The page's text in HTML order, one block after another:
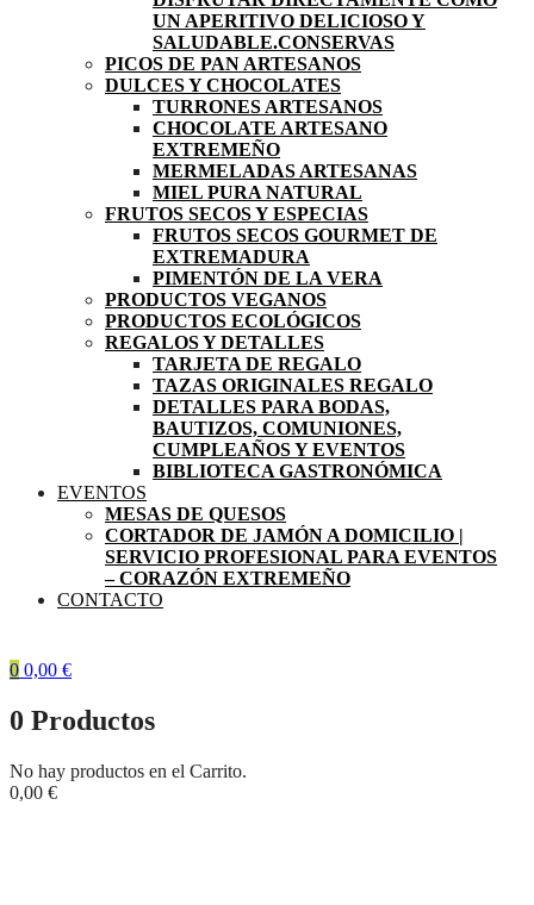
UN APERITIVO DELICIOSO Y
SALUDABLE.CONSERVAS
PICOS DE PAN ARTESANOS
DULCES Y CHOCOLATES
TURRONES ARTESANOS
CHOCOLATE ARTESANO
EXTREMEÑO
MERMELADAS ARTESANAS
MIEL PURA NATURAL
FRUTOS SECOS Y ESPECIAS
FRUTOS SECOS GOURMET DE
EXTREMADURA
PIMENTÓN DE LA VERA
PRODUCTOS VEGANOS
PRODUCTOS ECOLÓGICOS
REGALOS Y DETALLES
TARJETA DE REGALO
TAZAS ORIGINALES REGALO
DETALLES PARA BODAS,
BAUTIZOS, COMUNIONES,
CUMPLEAÑOS Y EVENTOS
BIBLIOTECA GASTRONÓMICA
EVENTOS
MESAS DE QUESOS
CORTADOR DE JAMÓN A DOMICILIO |
SERVICIO PROFESIONAL PARA EVENTOS
– CORAZÓN EXTREMEÑO
CONTACTO
0 0,00 €
0 Productos
No hay productos en el Carrito.
0,00 €